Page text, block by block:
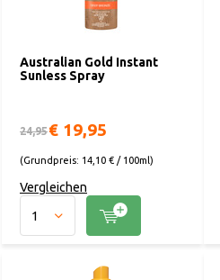
Australian Gold Instant
Sunless Spray
24,95€ 19,95
(Grundpreis: 14,10 € / 100ml)
Vergleichen